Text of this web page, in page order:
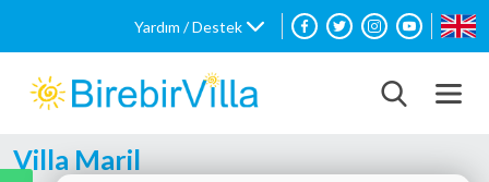
Yardım / Destek
Villa Maril